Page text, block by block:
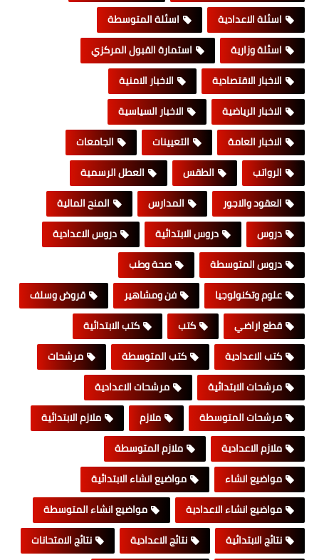
اسئلة الاعدادية
اسئلة المتوسطة
اسئلة وزارية
استمارة القبول المركزي
الاخبار الاقتصادية
الاخبار الامنية
الاخبار الرياضية
الاخبار السياسية
الاخبار العامة
التعيينات
الجامعات
الرواتب
الطقس
العطل الرسمية
العقود والاجور
المدارس
المنح المالية
دروس
دروس الابتدائية
دروس الاعدادية
دروس المتوسطة
صحة وطب
علوم وتكنولوجيا
فن ومشاهير
قروض وسلف
قطع اراضي
كتب
كتب الابتدائية
كتب الاعدادية
كتب المتوسطة
مرشحات
مرشحات الابتدائية
مرشحات الاعدادية
مرشحات المتوسطة
ملازم
ملازم الابتدائية
ملازم الاعدادية
ملازم المتوسطة
مواضيع انشاء
مواضيع انشاء الابتدائية
مواضيع انشاء الاعدادية
مواضيع انشاء المتوسطة
نتائج الابتدائية
نتائج الاعدادية
نتائج الامتحانات